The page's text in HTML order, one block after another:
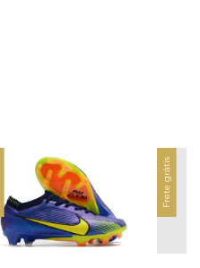
Frete grátis